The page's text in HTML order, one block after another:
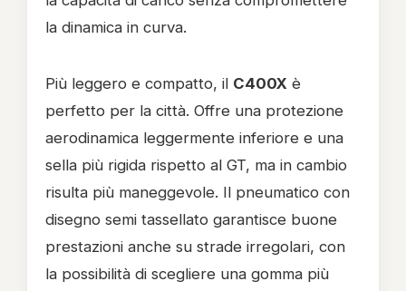
la dinamica in curva.
Più leggero e compatto, il C400X è
perfetto per la città. Offre una protezione
aerodinamica leggermente inferiore e una
sella più rigida rispetto al GT, ma in cambio
risulta più maneggevole. Il pneumatico con
disegno semi tassellato garantisce buone
prestazioni anche su strade irregolari, con
la possibilità di scegliere una gomma più